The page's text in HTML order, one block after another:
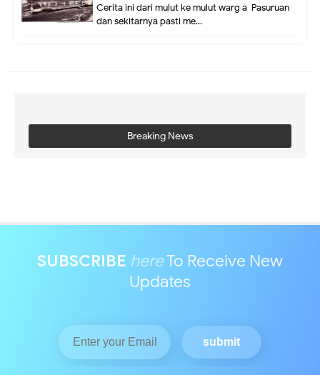
Cerita ini dari mulut ke mulut warg a Pasuruan
dan sekitarnya pasti me...
Breaking News
SUBSCRIBE hereTo Receive New
Updates